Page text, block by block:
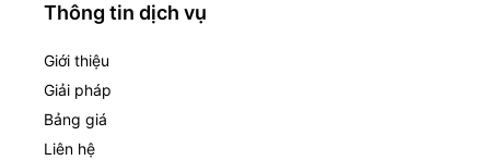
Thông tin dịch vụ
Giới thiệu
Giải pháp
Bảng giá
Liên hệ